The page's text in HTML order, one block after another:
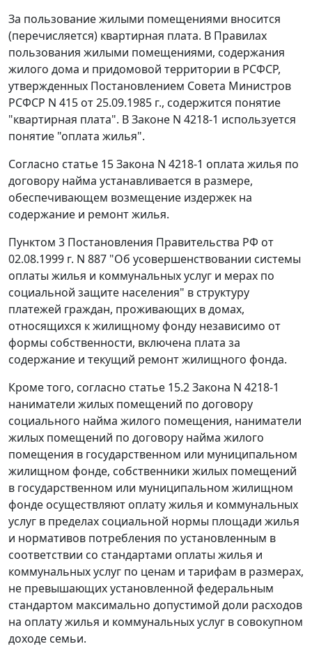
За пользование жилыми помещениями вносится
(перечисляется) квартирная плата. В Правилах
пользования жилыми помещениями, содержания
жилого дома и придомовой территории в РСФСР,
утвержденных Постановлением Совета Министров
РСФСР N 415 от 25.09.1985 г., содержится понятие
"квартирная плата". В Законе N 4218-1 используется
понятие "оплата жилья".
Согласно статье 15Закона N 4218-1 оплата жилья по
договору найма устанавливается в размере,
обеспечивающем возмещение издержек на
содержание и ремонт жилья.
Пунктом 3 Постановления Правительства РФ от
02.08.1999 г. N 887 "Об усовершенствовании системы
оплаты жилья и коммунальных услуг и мерах по
социальной защите населения" в структуру
платежей граждан, проживающих в домах,
относящихся к жилищному фонду независимо от
формы собственности, включена плата за
содержание и текущий ремонт жилищного фонда.
Кроме того, согласно статье 15.2Закона N 4218-1
наниматели жилых помещений по договору
социального найма жилого помещения, наниматели
жилых помещений по договору найма жилого
помещения в государственном или муниципальном
жилищном фонде, собственники жилых помещений
в государственном или муниципальном жилищном
фонде осуществляют оплату жилья и коммунальных
услуг в пределах социальной нормы площади жилья
и нормативов потребления по установленным в
соответствии со стандартами оплаты жилья и
коммунальных услуг по ценам и тарифам в размерах,
не превышающих установленной федеральным
стандартом максимально допустимой доли расходов
на оплату жилья и коммунальных услуг в совокупном
доходе семьи.